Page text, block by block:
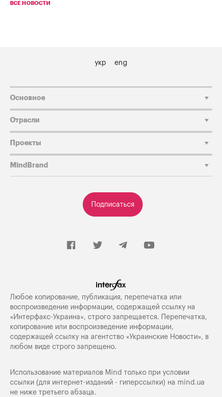
ВСЕ НОВОСТИ
укр eng
Подписаться
Основное
Отрасли
Проекты
MindBrand
Любое копирование, публикация, перепечатка или
воспроизведение информации, содержащей ссылку на
«Интерфакс-Украина», строго запрещается. Перепечатка,
копирование или воспроизведение информации,
содержащей ссылку на агентство «Украинские Новости», в
любом виде строго запрещено.
Использование материалов Mind только при условии
ссылки (для интернет-изданий - гиперссылки) на mind.ua
не ниже третьего абзаца.